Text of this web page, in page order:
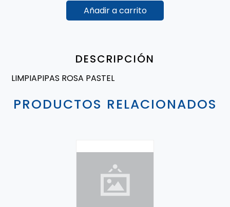
Añadir a carrito
DESCRIPCIÓN
LIMPIAPIPAS ROSA PASTEL
PRODUCTOS RELACIONADOS